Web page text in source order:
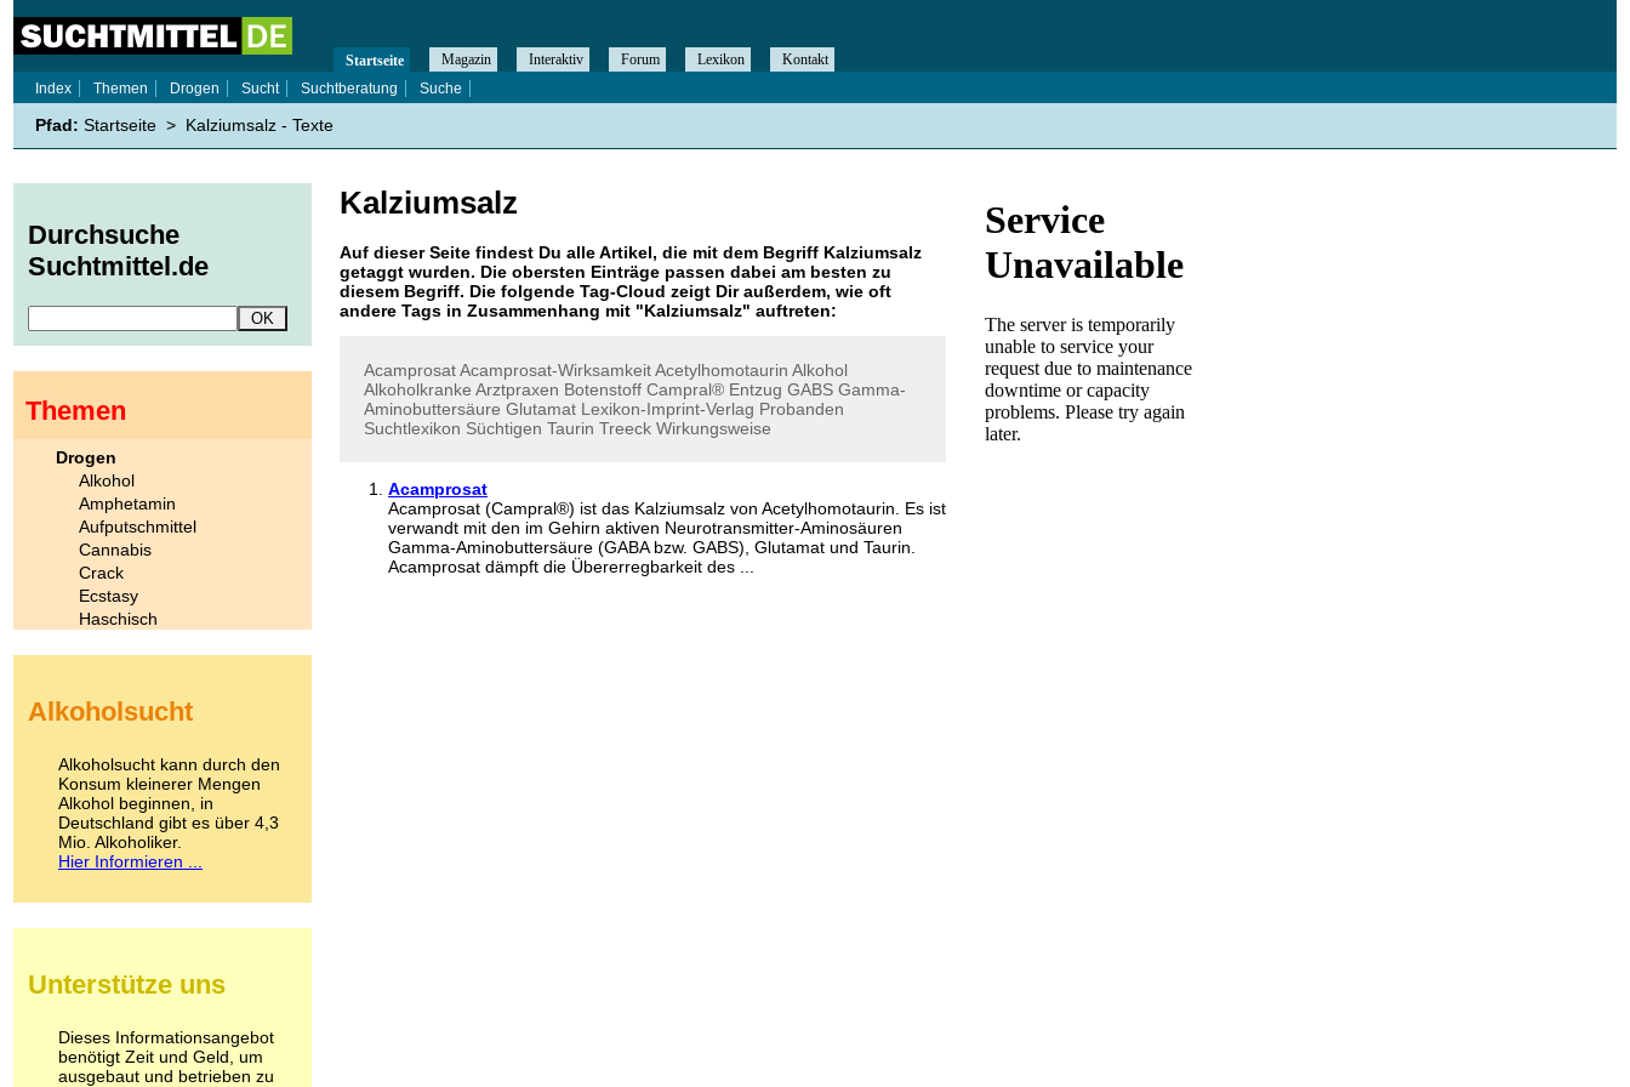
Kalziumsalz
Auf dieser Seite findest Du alle Artikel, die mit dem Begriff Kalziumsalz
getaggt wurden. Die obersten Einträge passen dabei am besten zu
diesem Begriff. Die folgende Tag-Cloud zeigt Dir außerdem, wie oft
andere Tags in Zusammenhang mit "Kalziumsalz" auftreten:
AcamprosatAcamprosat-WirksamkeitAcetylhomotaurin Alkohol
Alkoholkranke Arztpraxen Botenstoff Campral® Entzug GABS Gamma-
Aminobuttersäure Glutamat Lexikon-Imprint-Verlag Probanden
Suchtlexikon Süchtigen Taurin Treeck Wirkungsweise
Acamprosat
Acamprosat (Campral®) ist das Kalziumsalz von Acetylhomotaurin. Es ist
verwandt mit den im Gehirn aktiven Neurotransmitter-Aminosäuren
Gamma-Aminobuttersäure (GABA bzw. GABS), Glutamat und Taurin.
Acamprosat dämpft die Übererregbarkeit des ...
Startseite Magazin Interaktiv Forum Lexikon
Kontakt
Index
Themen Drogen Sucht Suchtberatung Suche
Pfad: Startseite > Kalziumsalz - Texte
Durchsuche
Suchtmittel.de
Themen
Drogen
Alkohol
Amphetamin
Aufputschmittel
Cannabis
Crack
Ecstasy
Haschisch
Kokain
LSD
Marihuana
Medikamente
Meskalin
Metamphetamin
Methadon
Pilze
Psychopharmaka
Schlafmittel
Schmerzmittel
Alkoholsucht
Alkoholsucht kann durch den
Konsum kleinerer Mengen
Alkohol beginnen, in
Deutschland gibt es über 4,3
Mio. Alkoholiker.
Hier Informieren ...
Unterstütze uns
Dieses Informationsangebot
benötigt Zeit und Geld, um
ausgebaut und betrieben zu